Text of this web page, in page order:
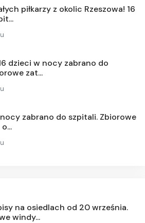
piłkarzy z okolic Rzeszowa! 16
dzieci w nocy zabrano do
zat...
zabrano do szpitali. Zbiorowe
na osiedlach od 20 września.
windy...